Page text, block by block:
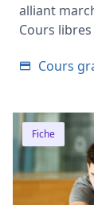
alliant
Cours libres
Cours
Fiche